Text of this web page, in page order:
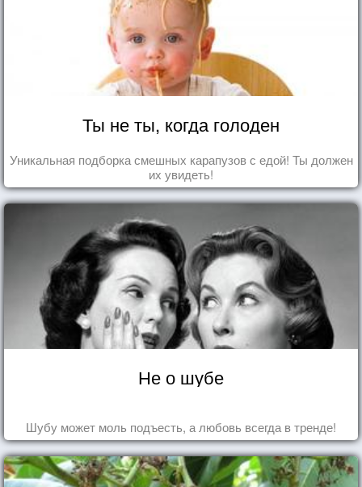
Ты не ты, когда голоден
Уникальная подборка смешных карапузов с едой! Ты должен
их увидеть!
Не о шубе
Шубу может моль подъесть, а любовь всегда в тренде!